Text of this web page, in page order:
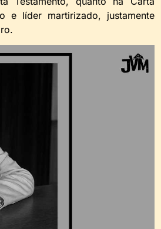
e líder martirizado, justamente